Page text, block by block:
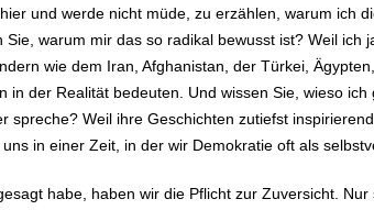
und werde nicht müde, zu erzählen, warum ich
Sie, warum mir das so radikal bewusst ist? Weil
wie dem Iran, Afghanistan, der Türkei,
in der Realität bedeuten. Und wissen Sie, wieso
spreche? Weil ihre Geschichten zutiefst
in einer Zeit, in der wir Demokratie oft als
habe, haben wir die Pflicht zur Zuversicht.